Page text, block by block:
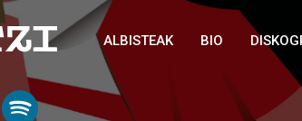
ALBISTEAK BIO